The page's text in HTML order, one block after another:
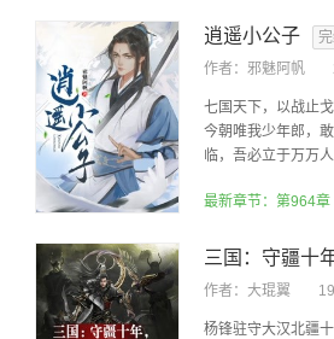
逍遥小公子
作者： 邪魅阿帆
七国天下，以战止
今朝唯我少年郎，
临，吾必立于万万
最新章节：第964
作者： 大琨翼
杨锋驻守大汉北疆